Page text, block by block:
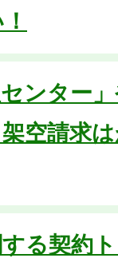
センター
空請求
る契約